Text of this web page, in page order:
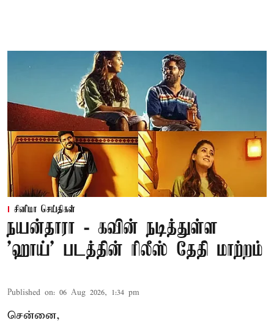
சினிமா செய்திகள்
நயன்தாரா - கவின் நடித்துள்ள
'ஹாய்' படத்தின் ரிலீஸ் தேதி மாற்றம்
Published on: 06 Aug 2026, 1:34 pm
சென்னை,